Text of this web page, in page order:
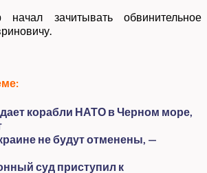
начал зачитывать обвинительное
корабли НАТО в Черном море,
не будут отменены, —
суд приступил к